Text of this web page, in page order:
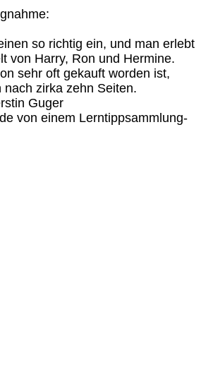
so richtig ein, und man erlebt
von Harry, Ron und Hermine.
sehr oft gekauft worden ist,
zirka zehn Seiten.
Guger
von einem Lerntippsammlung-